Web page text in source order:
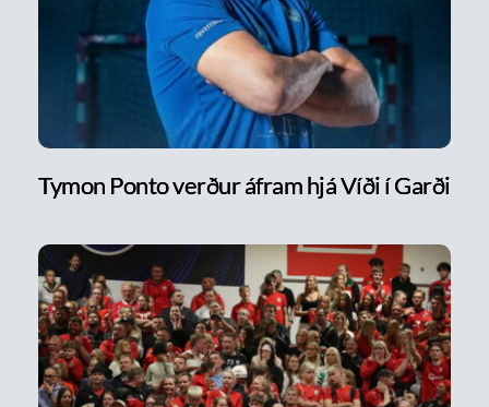
Tymon Ponto verður áfram hjá Víði í Garði